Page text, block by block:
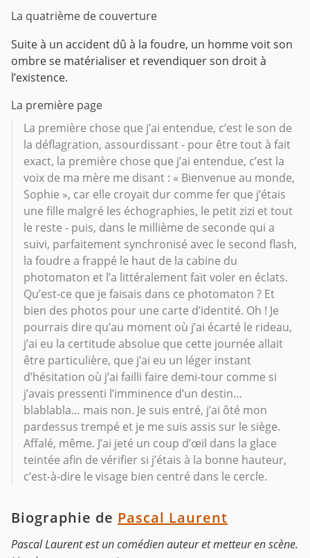
La quatrième de couverture
Suite à un accident dû à la foudre, un homme voit son
ombre se matérialiser et revendiquer son droit à
l’existence.
La première page
La première chose que j’ai entendue, c’est le son de
la déflagration, assourdissant - pour être tout à fait
exact, la première chose que j’ai entendue, c’est la
voix de ma mère me disant : « Bienvenue au monde,
Sophie », car elle croyait dur comme fer que j’étais
une fille malgré les échographies, le petit zizi et tout
le reste - puis, dans le millième de seconde qui a
suivi, parfaitement synchronisé avec le second flash,
la foudre a frappé le haut de la cabine du
photomaton et l’a littéralement fait voler en éclats.
Qu’est-ce que je faisais dans ce photomaton ? Et
bien des photos pour une carte d’identité. Oh ! Je
pourrais dire qu’au moment où j’ai écarté le rideau,
j’ai eu la certitude absolue que cette journée allait
être particulière, que j’ai eu un léger instant
d’hésitation où j’ai failli faire demi-tour comme si
j’avais pressenti l’imminence d’un destin…
blablabla… mais non. Je suis entré, j’ai ôté mon
pardessus trempé et je me suis assis sur le siège.
Affalé, même. J’ai jeté un coup d’œil dans la glace
teintée afin de vérifier si j’étais à la bonne hauteur,
c’est-à-dire le visage bien centré dans le cercle.
Biographie de Pascal Laurent
Pascal Laurent est un comédien auteur et metteur en scène.